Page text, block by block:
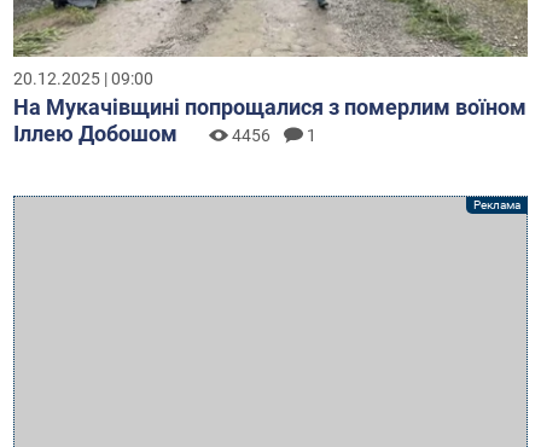
20.12.2025 | 09:00
На Мукачівщині попрощалися з померлим воїном
Іллею Добошом
4456 1